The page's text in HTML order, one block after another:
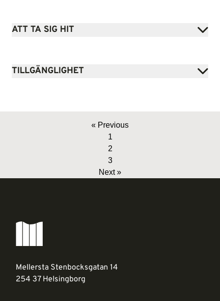
ATT TA SIG HIT
TILLGÄNGLIGHET
« Previous
1
2
3
Next »
Mellersta Stenbocksgatan 14
254 37 Helsingborg